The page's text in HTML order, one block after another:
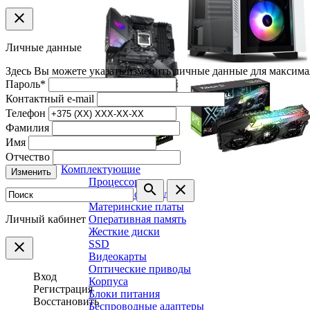
Комплектующие
Процессоры
Системы охлаждения
Материнские платы
Оперативная память
Жесткие диски
SSD
Видеокарты
Оптические приводы
Корпуса
Блоки питания
Беспроводные адаптеры
clear
Личные данные
Здесь Вы можете указать/изменить личные данные для
Пароль*
Контактный e-mail
Телефон
Фамилия
Имя
Отчество
Изменить
search clear
Личный кабинет
clear
Вход
Регистрация
Восстановить